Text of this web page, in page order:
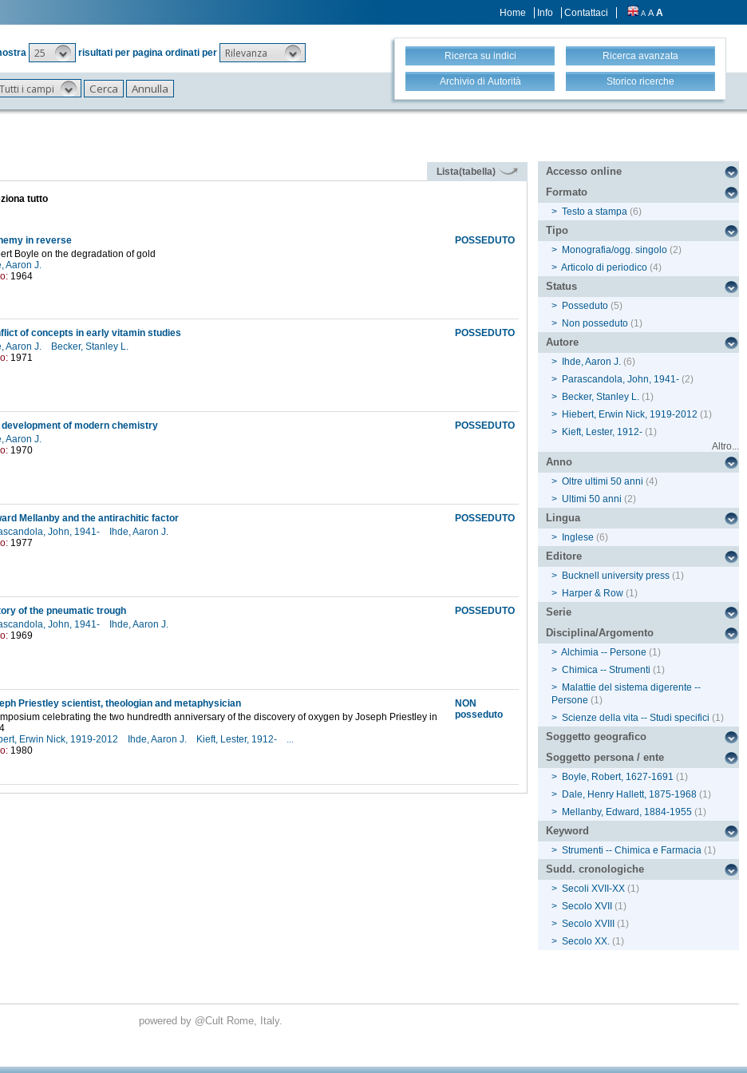
Home Info Contattaci A A A
25 risultati per pagina ordinati per Rilevanza
Tutti i campi
Ricerca su indici Ricerca avanzata
Archivio di Autorità Storico ricerche
Lista(tabella)
tutto
POSSEDUTO
in reverse
Boyle on the degradation of gold
Aaron J.
1964
POSSEDUTO
of concepts in early vitamin studies
Aaron J.
Becker, Stanley L.
1971
POSSEDUTO
development of modern chemistry
Aaron J.
1970
POSSEDUTO
Mellanby and the antirachitic factor
John, 1941-
Ihde, Aaron J.
1977
POSSEDUTO
of the pneumatic trough
John, 1941-
Ihde, Aaron J.
1969
NON
posseduto
Priestley scientist, theologian and metaphysician
celebrating the two hundredth anniversary of the discovery of oxygen by Joseph Priestley in
Erwin Nick, 1919-2012
Ihde, Aaron J. Kieft, Lester, 1912-
...
1980
Accesso online
Formato
> Testo a stampa (6)
Tipo
> Monografia/ogg. singolo (2)
> Articolo di periodico (4)
Status
> Posseduto (5)
> Non posseduto (1)
Autore
> Ihde, Aaron J. (6)
> Parascandola, John, 1941- (2)
> Becker, Stanley L. (1)
> Hiebert, Erwin Nick, 1919-2012 (1)
> Kieft, Lester, 1912- (1)
Altro...
Anno
> Oltre ultimi 50 anni (4)
> Ultimi 50 anni (2)
Lingua
> Inglese (6)
Editore
> Bucknell university press (1)
> Harper & Row (1)
Serie
Disciplina/Argomento
> Alchimia -- Persone (1)
> Chimica -- Strumenti (1)
> Malattie del sistema digerente --
Persone (1)
> Scienze della vita -- Studi specifici (1)
Soggetto geografico
Soggetto persona / ente
> Boyle, Robert, 1627-1691 (1)
> Dale, Henry Hallett, 1875-1968 (1)
> Mellanby, Edward, 1884-1955 (1)
Keyword
> Strumenti -- Chimica e Farmacia (1)
Sudd. cronologiche
> Secoli XVII-XX (1)
> Secolo XVII
(1)
> Secolo XVIII
(1)
> Secolo XX. (1)
powered by @Cult Rome, Italy.